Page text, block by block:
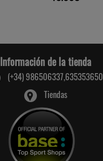
Información de la tienda
(+34) 986506337,635353650
Tiendas